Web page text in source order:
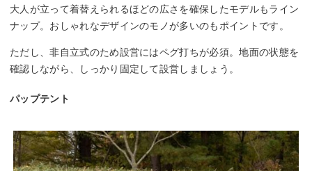
大人が立って着替えられるほどの広さを確保したモデルもライン
ナップ。おしゃれなデザインのモノが多いのもポイントです。
ただし、非自立式のため設営にはペグ打ちが必須。地面の状態を
確認しながら、しっかり固定して設営しましょう。
パップテント